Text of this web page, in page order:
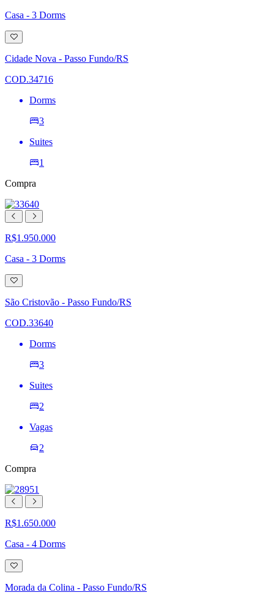
Casa - 3 Dorms
Adicionar
à
lista
de
Cidade Nova - Passo Fundo/RS
COD.34716
Dorms
3
Suites
1
Compra
R$1.950.000
Casa - 3 Dorms
Adicionar
à
lista
de
São Cristovão - Passo Fundo/RS
COD.33640
Dorms
3
Suites
2
Vagas
2
Compra
R$1.650.000
Casa - 4 Dorms
Adicionar
à
lista
de
Morada da Colina - Passo Fundo/RS